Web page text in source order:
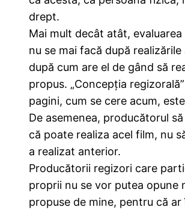
drept.
Mai mult decât atât, evaluarea
nu se mai facă după
după cum are el de gând să
propus. „Concepția
pagini, cum se cere acum,
De asemenea, producătorul
că poate realiza acel film, nu
a realizat anterior.
Producătorii regizori care
proprii nu se vor putea opune
propuse de mine, pentru că ar